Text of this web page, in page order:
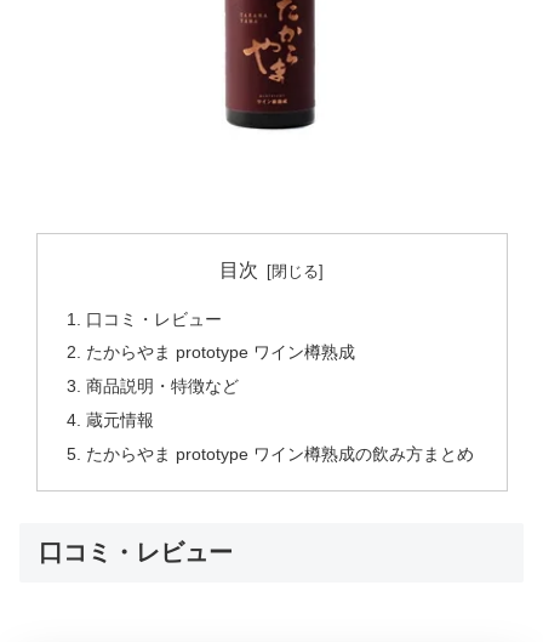
目次
口コミ・レビュー
たからやま prototype ワイン樽熟成
商品説明・特徴など
蔵元情報
たからやま prototype ワイン樽熟成の飲み方まとめ
口コミ・レビュー